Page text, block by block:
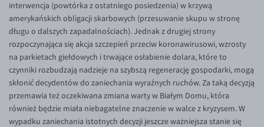
USD/CHF
GBP/CHF
interwencja (powtórka z ostatniego posiedzenia) w krzywą
amerykańskich obligacji skarbowych (przesuwanie skupu w stronę
długu o dalszych zapadalnościach). Jednak z drugiej strony
rozpoczynająca się akcja szczepień przeciw koronawirusowi, wzrosty
na parkietach giełdowych i trwające osłabienie dolara, które to
czynniki rozbudzają nadzieje na szybszą regenerację gospodarki, mogą
skłonić decydentów do zaniechania wyraźnych ruchów. Za taką decyzją
przemawia też oczekiwana zmiana warty w Białym Domu, która
również będzie miała niebagatelne znaczenie w walce z kryzysem. W
wypadku zaniechania istotnych decyzji jeszcze ważniejsza stanie się